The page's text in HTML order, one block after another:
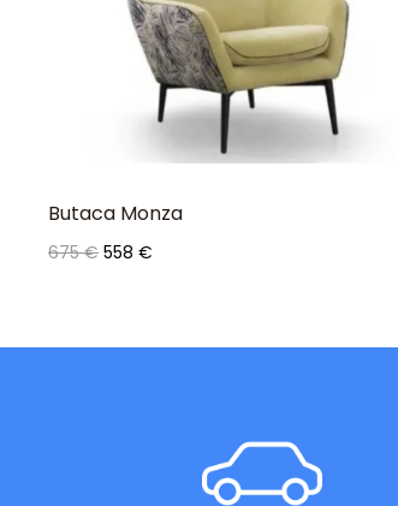
Butaca Monza
Precio
675 € Precio
558 €